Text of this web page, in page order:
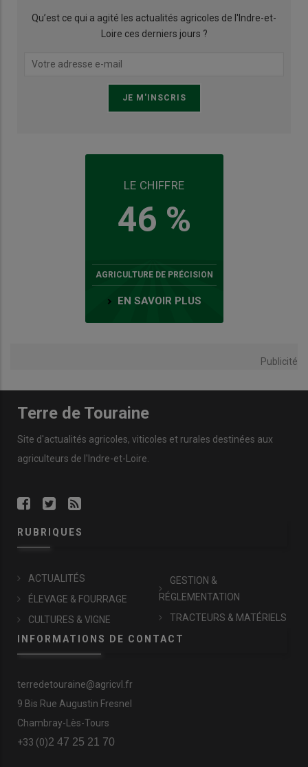
Qu’est ce qui a agité les actualités agricoles de l'Indre-et-
Loire ces derniers jours ?
LE CHIFFRE
46 %
AGRICULTURE DE PRÉCISION
EN SAVOIR PLUS
Publicité
Terre de Touraine
Site d'actualités agricoles, viticoles et rurales destinées aux
agriculteurs de l'Indre-et-Loire.
RUBRIQUES
ACTUALITÉS
ÉLEVAGE & FOURRAGE
CULTURES & VIGNE
GESTION &
RÉGLEMENTATION
TRACTEURS & MATÉRIELS
INFORMATIONS DE CONTACT
terredetouraine@agricvl.fr
9 Bis Rue Augustin Fresnel
Chambray-Lès-Tours
+33 (0)2 47 25 21 70